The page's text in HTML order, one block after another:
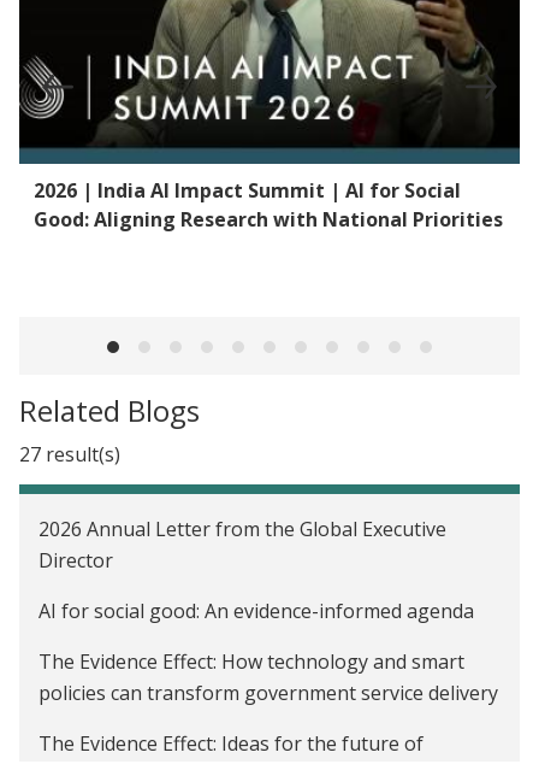
2026 | India AI Impact Summit | AI for Social
Good: Aligning Research with National Priorities
Related Blogs
27 result(s)
2026 Annual Letter from the Global Executive
Director
AI for social good: An evidence-informed agenda
The Evidence Effect: How technology and smart
policies can transform government service delivery
The Evidence Effect: Ideas for the future of